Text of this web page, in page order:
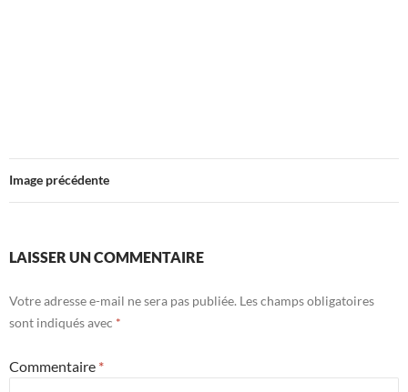
Image précédente
LAISSER UN COMMENTAIRE
Votre adresse e-mail ne sera pas publiée. Les champs obligatoires
sont indiqués avec *
Commentaire *